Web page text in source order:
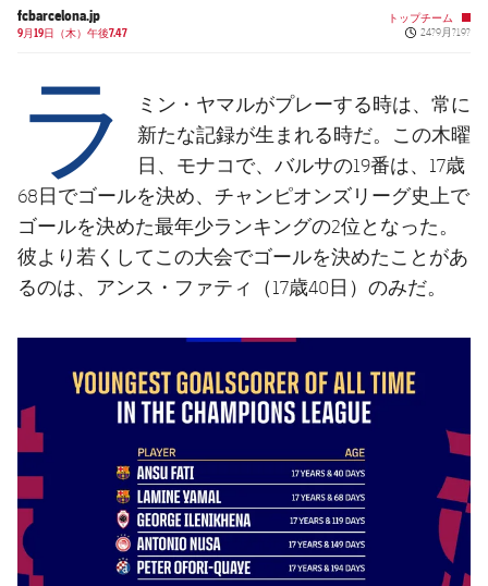
結果
スケジュール
結果
順位表
PLUSICON
LABEL.ARIA.PLUS
plusicon
label.aria.plus
スケジュール
チケット
結果
順位表
fcbarcelona.jp
9月19日（木）午後7.47
トップチーム
Published
24?9月?19?
ラ
ミン・ヤマルがプレーする時は、常に
新たな記録が生まれる時だ。この木曜
日、モナコで、バルサの19番は、17歳
68日でゴールを決め、チャンピオンズリーグ史上で
ゴールを決めた最年少ランキングの2位となった。
彼より若くしてこの大会でゴールを決めたことがあ
るのは、アンス・ファティ（17歳40日）のみだ。